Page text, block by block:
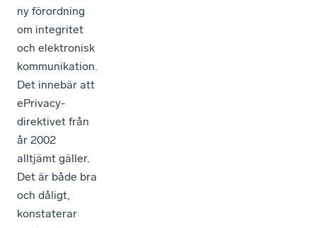
ny förordning
om integritet
och elektronisk
kommunikation.
Det innebär att
ePrivacy-
direktivet från
år 2002
alltjämt gäller.
Det är både bra
och dåligt,
konstaterar